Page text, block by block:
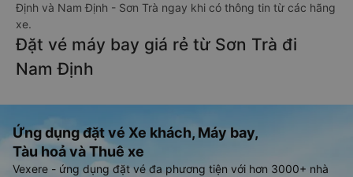
Định và Nam Định - Sơn Trà ngay khi có thông tin từ các hãng
xe.
Đặt vé máy bay giá rẻ từ Sơn Trà đi
Nam Định
Ứng dụng đặt vé Xe khách, Máy bay,
Tàu hoả và Thuê xe
Vexere - ứng dụng đặt vé đa phương tiện với hơn 3000+ nhà